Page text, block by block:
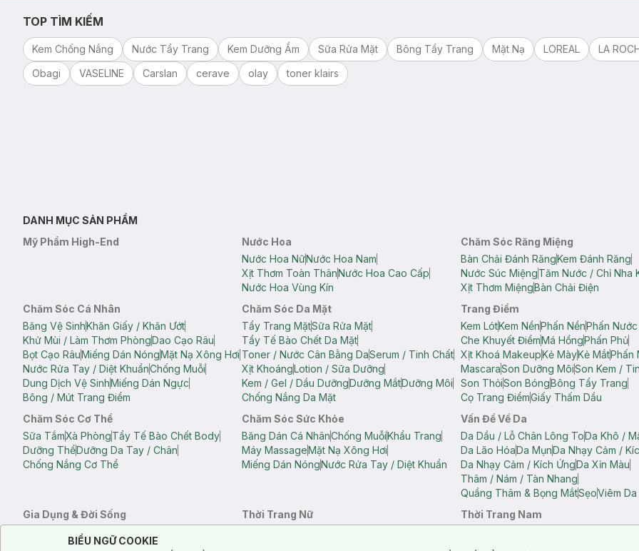
TOP TÌM KIẾM
Kem Chống Nắng Nước Tẩy Trang Kem Dưỡng Ẩm Sữa Rửa Mặt Bông Tẩy Trang Mặt Nạ LOREAL
LA
Obagi
VASELINE Carslan cerave olay toner klairs
DANH MỤC SẢN PHẨM
Mỹ Phẩm High-End
Nước Hoa
Nước Hoa NữNước Hoa Nam
Xịt Thơm Toàn ThânNước Hoa Cao Cấp
Nước Hoa Vùng Kín
Chăm Sóc Răng Miệng
Bàn Chải Đánh RăngKem Đánh Răng
Nước Súc MiệngTăm Nước / Chỉ Nha
Xịt Thơm MiệngBàn Chải Điện
Chăm Sóc Cá Nhân
Băng Vệ SinhKhăn Giấy / Khăn Ướt
Khử Mùi / Làm Thơm PhòngDao Cạo Râu
Bọt Cạo RâuMiếng Dán NóngMặt Nạ Xông Hơi
Nước Rửa Tay / Diệt KhuẩnChống Muỗi
Dung Dịch Vệ SinhMiếng Dán Ngực
Bông / Mút Trang Điểm
Chăm Sóc Da Mặt
Tẩy Trang MặtSữa Rửa Mặt
Tẩy Tế Bào Chết Da Mặt
Toner / Nước Cân Bằng DaSerum / Tinh Chất
Xịt KhoángLotion / Sữa Dưỡng
Kem / Gel / Dầu DưỡngDưỡng MắtDưỡng Môi
Chống Nắng Da Mặt
Trang Điểm
Kem LótKem NềnPhấn NềnPhấn
Che Khuyết ĐiểmMá HồngPhấn Phủ
Xịt Khoá MakeupKẻ MàyKẻ MắtPhấn
MascaraSon Dưỡng MôiSon Kem /
Son ThỏiSon BóngBông Tẩy Trang
Cọ Trang ĐiểmGiấy Thấm Dầu
Chăm Sóc Cơ Thể
Sữa TắmXà PhòngTẩy Tế Bào Chết Body
Dưỡng ThểDưỡng Da Tay / Chân
Chống Nắng Cơ Thể
Chăm Sóc Sức Khỏe
Băng Dán Cá NhânChống MuỗiKhẩu Trang
Máy MassageMặt Nạ Xông Hơi
Miếng Dán NóngNước Rửa Tay / Diệt Khuẩn
Vấn Đề Về Da
Da Dầu / Lỗ Chân Lông ToDa Khô /
Da Lão HóaDa MụnDa Nhạy Cảm /
Da Nhạy Cảm / Kích ỨngDa Xỉn Màu
Thâm / Nám / Tàn Nhang
Quầng Thâm & Bọng MắtSẹoViêm
Gia Dụng & Đời Sống
Bông Tắm / Phụ Kiện Tắm
Phụ Kiện Điện Thoại Quạt Cầm Tay / Quạt Mini
Thời Trang Nữ
Thời Trang Nam
Cookie Consent
Notice about cookies usage
BIỂU NGỮ COOKIE